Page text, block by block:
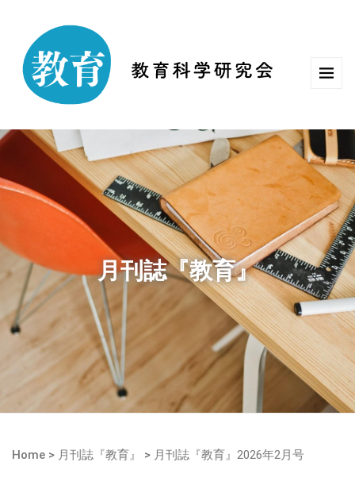
月刊誌『教育』
Home > 月刊誌『教育』 > 月刊誌『教育』2026年2月号